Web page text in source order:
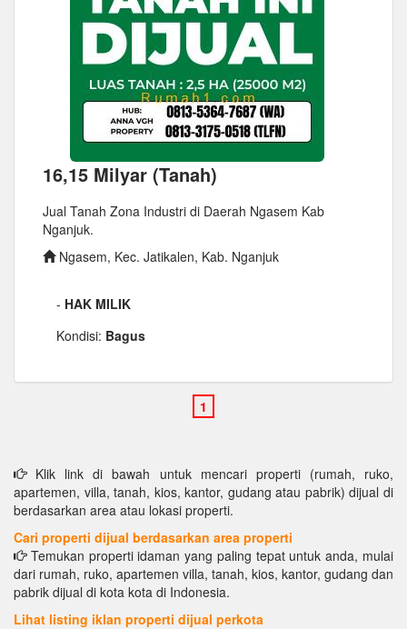
16,15 Milyar (Tanah)
Jual Tanah Zona Industri di Daerah Ngasem Kab
Nganjuk.
Ngasem, Kec. Jatikalen, Kab. Nganjuk
- HAK MILIK
Kondisi: Bagus
Klik link di bawah untuk mencari properti (rumah, ruko,
apartemen, villa, tanah, kios, kantor, gudang atau pabrik) dijual di
berdasarkan area atau lokasi properti.
Cari properti dijual berdasarkan area properti
Temukan properti idaman yang paling tepat untuk anda, mulai
dari rumah, ruko, apartemen villa, tanah, kios, kantor, gudang dan
pabrik dijual di kota kota di Indonesia.
Lihat listing iklan properti dijual perkota